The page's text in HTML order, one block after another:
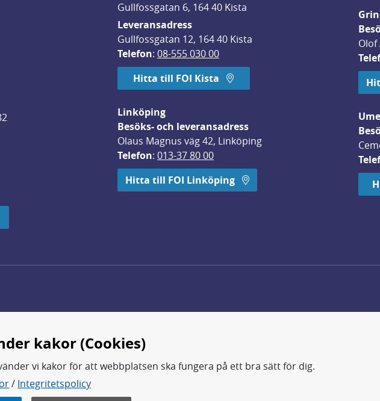
till annan webbplats, öppnas i nytt fönster.
Gullfossgatan 6, 164 40 Kista
Leveransadress
Gullfossgatan 12, 164 40 Kista
Telefon: 08-555 030 00
Hitta till FOI Kista
Linköping
Besöks- och leveransadress
Olaus Magnus väg 42, Linköping
Telefon: 013-37 80 00
Hitta till FOI Linköping
Olof
för en säkrare värld.
kakor (Cookies)
vi kakor för att webbplatsen ska fungera på ett bra sätt för dig.
/ Integritetspolicy